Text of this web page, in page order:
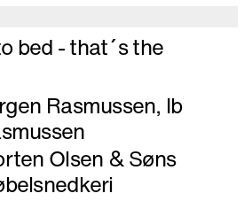
bed - that´s the
Rasmussen, Ib
Olsen & Søns